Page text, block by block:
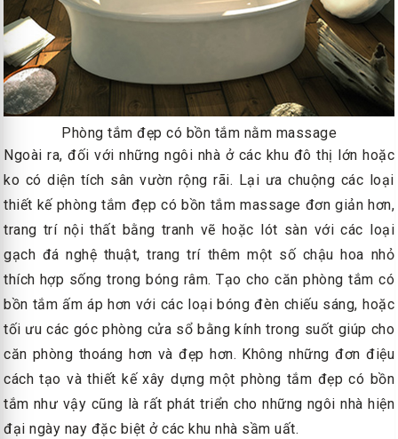
Phòng tắm đẹp có bồn tắm nằm massage
Ngoài ra, đối với những ngôi nhà ở các khu đô thị lớn hoặc
ko có diện tích sân vườn rộng rãi. Lại ưa chuộng các loại
thiết kế phòng tắm đẹp có bồn tắm massage đơn giản hơn,
trang trí nội thất bằng tranh vẽ hoặc lót sàn với các loại
gạch đá nghệ thuật, trang trí thêm một số chậu hoa nhỏ
thích hợp sống trong bóng râm. Tạo cho căn phòng tắm có
bồn tắm ấm áp hơn với các loại bóng đèn chiếu sáng, hoặc
tối ưu các góc phòng cửa sổ bằng kính trong suốt giúp cho
căn phòng thoáng hơn và đẹp hơn. Không những đơn điệu
cách tạo và thiết kế xây dựng một phòng tắm đẹp có bồn
tắm như vậy cũng là rất phát triển cho những ngôi nhà hiện
đại ngày nay đặc biệt ở các khu nhà sầm uất.